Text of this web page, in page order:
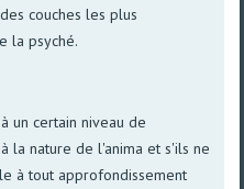
couches les plus
la psyché.
un certain niveau de
la nature de l'anima et s'ils ne
à tout approfondissement